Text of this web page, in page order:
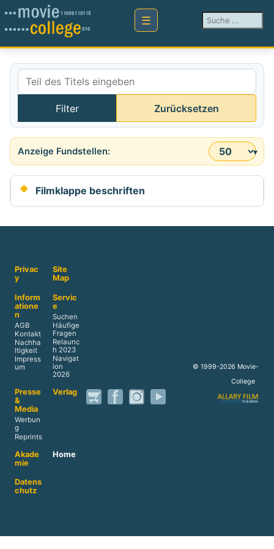
Suchen ...
Teil des Titels eingeben
Filter Zurücksetzen
Anzeige #
Filmklappe beschriften
Privac
y
Site
Map
Inform
atione
n
AGB
Kontakt
Nachha
ltigkeit
Impress
um
Servic
e
Suchen
Häufige
Fragen
Relaunc
h 2023
Navigat
ion
2026
Presse
&
Media
Werbun
g
Reprints
Verlag
Akade
mie
Home
Datens
chutz
© 1999-2026 Movie-
College